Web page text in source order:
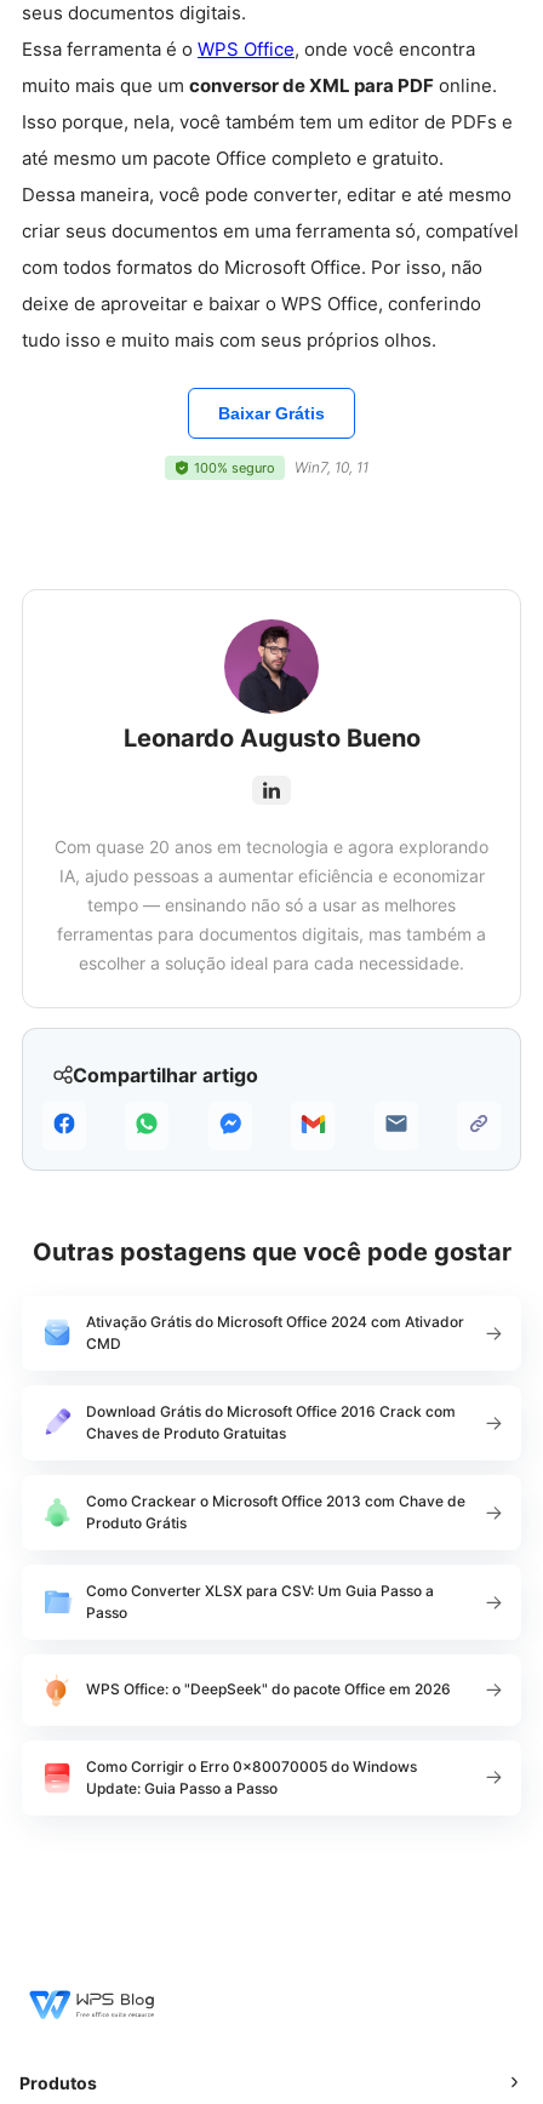
Compartilhar artigo
seus documentos digitais.
Essa ferramenta é o WPS Office, onde você encontra
muito mais que um conversor de XML para PDF online.
Isso porque, nela, você também tem um editor de PDFs e
até mesmo um pacote Office completo e gratuito.
Dessa maneira, você pode converter, editar e até mesmo
criar seus documentos em uma ferramenta só, compatível
com todos formatos do Microsoft Office. Por isso, não
deixe de aproveitar e baixar o WPS Office, conferindo
tudo isso e muito mais com seus próprios olhos.
Baixar Grátis
100% seguro Win7, 10, 11
Leonardo Augusto Bueno
Com quase 20 anos em tecnologia e agora explorando
IA, ajudo pessoas a aumentar eficiência e economizar
tempo — ensinando não só a usar as melhores
ferramentas para documentos digitais, mas também a
escolher a solução ideal para cada necessidade.
Outras postagens que você pode gostar
Ativação Grátis do Microsoft Office 2024 com Ativador
CMD
Download Grátis do Microsoft Office 2016 Crack com
Chaves de Produto Gratuitas
Como Crackear o Microsoft Office 2013 com Chave de
Produto Grátis
Como Converter XLSX para CSV: Um Guia Passo a
Passo
WPS Office: o "DeepSeek" do pacote Office em 2026
Como Corrigir o Erro 0x80070005 do Windows
Update: Guia Passo a Passo
Produtos